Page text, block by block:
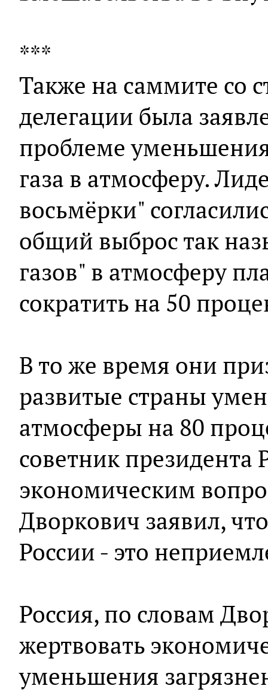
***
Также на саммите со
делегации была
проблеме
газа в атмосферу.
восьмёрки"
общий выброс так
газов" в атмосферу
сократить на 50
В то же время они
развитые страны
атмосферы на 80
советник президента
экономическим
Дворкович заявил,
России - это
Россия, по словам
жертвовать
уменьшения